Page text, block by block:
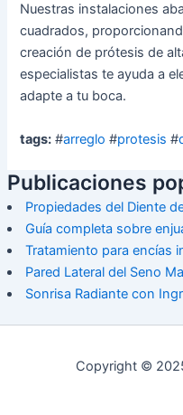
Nuestras instalaciones
cuadrados,
creación de prótesis de
especialistas te ayuda a
adapte a tu boca.
tags: #arreglo #protesis #
Publicaciones
Propiedades del Diente
Guía completa sobre
Tratamiento para encías
Pared Lateral del Seno
Sonrisa Radiante con
Copyright ©